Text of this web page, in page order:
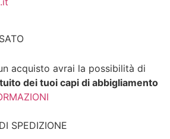
acquisto avrai la possibilità di
dei tuoi capi di abbigliamento
SPEDIZIONE